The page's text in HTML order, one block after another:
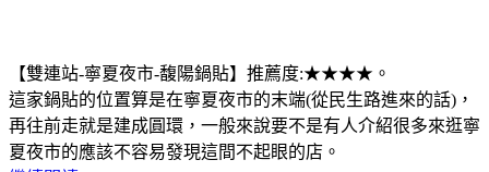
【雙連站-寧夏夜市-馥陽鍋貼】推薦度:★★★★。
這家鍋貼的位置算是在寧夏夜市的末端(從民生路進來的話)，
再往前走就是建成圓環，一般來說要不是有人介紹很多來逛寧
夏夜市的應該不容易發現這間不起眼的店。